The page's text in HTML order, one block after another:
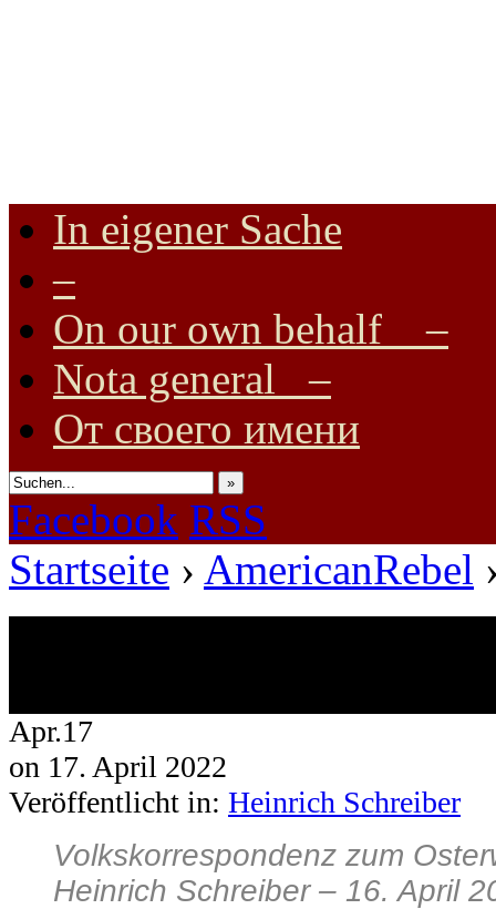
Internationale Onlinezeitung für Frieden, Humanismus,
In eigener Sache
–
On our own behalf –
Nota general –
От своего имени
»
Facebook RSS
Startseite › AmericanRebel
Apr.17
on 17. April 2022
Veröffentlicht in: Heinrich Schreiber
Volkskorrespondenz zum
Heinrich Schreiber – 16. April